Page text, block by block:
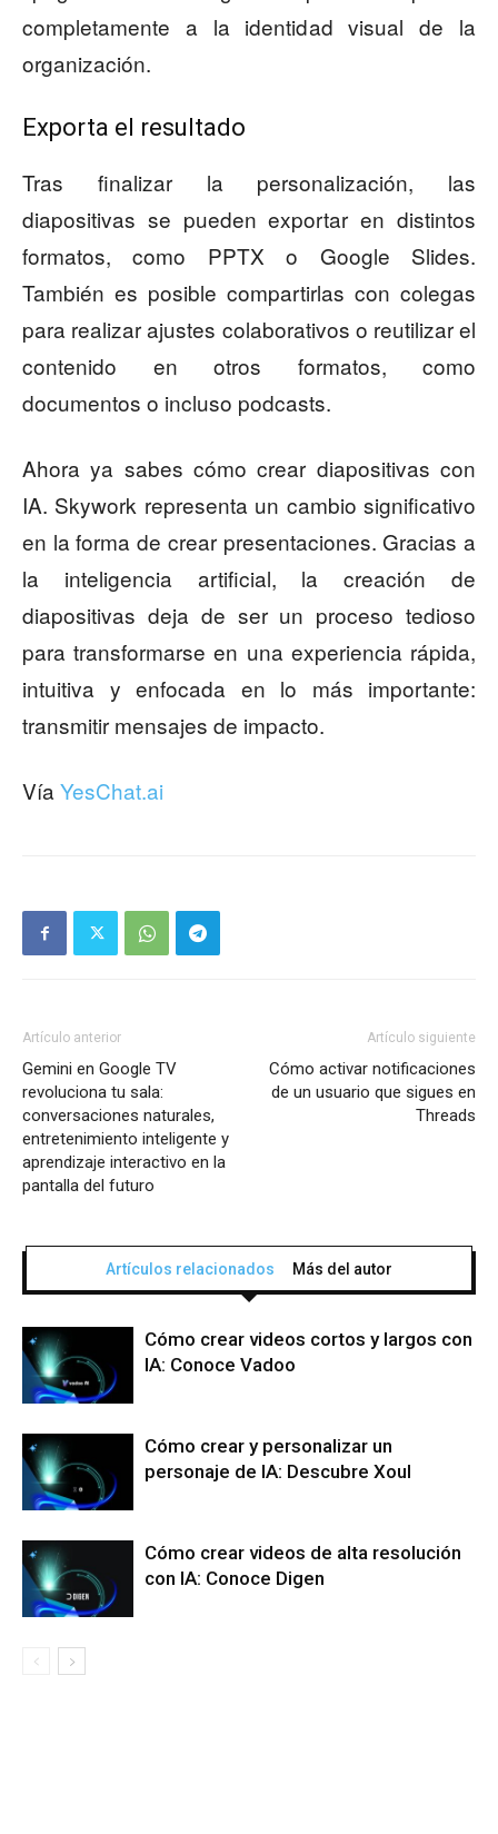
completamente a la identidad visual de la
organización.
Exporta el resultado
Tras finalizar la personalización, las
diapositivas se pueden exportar en distintos
formatos, como PPTX o Google Slides.
También es posible compartirlas con colegas
para realizar ajustes colaborativos o reutilizar el
contenido en otros formatos, como
documentos o incluso podcasts.
Ahora ya sabes cómo crear diapositivas con
IA. Skywork representa un cambio significativo
en la forma de crear presentaciones. Gracias a
la inteligencia artificial, la creación de
diapositivas deja de ser un proceso tedioso
para transformarse en una experiencia rápida,
intuitiva y enfocada en lo más importante:
transmitir mensajes de impacto.
Vía YesChat.ai
Artículo anterior
Gemini en Google TV
revoluciona tu sala:
conversaciones naturales,
entretenimiento inteligente y
aprendizaje interactivo en la
pantalla del futuro
Artículo siguiente
Cómo activar notificaciones
de un usuario que sigues en
Threads
Artículos relacionados Más del autor
Cómo crear videos cortos y largos con
IA: Conoce Vadoo
Cómo crear y personalizar un
personaje de IA: Descubre Xoul
Cómo crear videos de alta resolución
con IA: Conoce Digen